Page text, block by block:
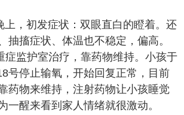
上，初发症状：双眼直白的瞪着。还
抽搐症状、体温也不稳定，偏高。
症监护室治疗，靠药物维持。小孩于
号停止输氧，开始回复正常，目前
药物来维持，注射药物让小孩睡觉
一醒来看到家人情绪就很激动。